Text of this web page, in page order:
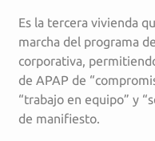
Es la tercera vivienda
marcha del programa
corporativa,
de APAP de
“trabajo en equipo” y
de manifiesto.